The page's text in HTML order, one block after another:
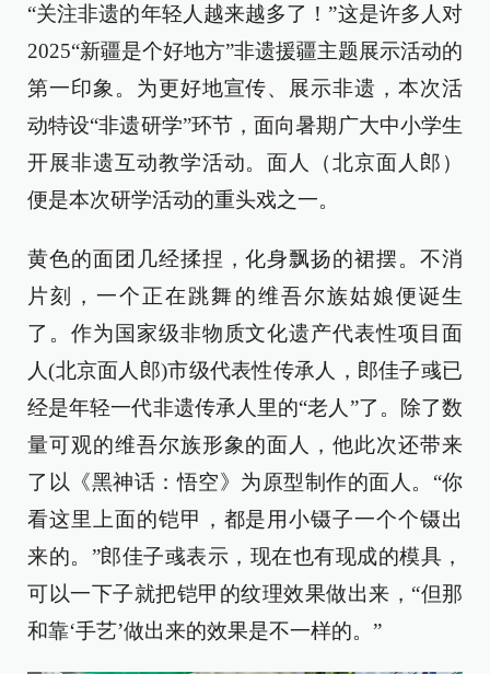
“关注非遗的年轻人越来越多了！”这是许多人对
2025“新疆是个好地方”非遗援疆主题展示活动的
第一印象。为更好地宣传、展示非遗，本次活
动特设“非遗研学”环节，面向暑期广大中小学生
开展非遗互动教学活动。面人（北京面人郎）
便是本次研学活动的重头戏之一。
黄色的面团几经揉捏，化身飘扬的裙摆。不消
片刻，一个正在跳舞的维吾尔族姑娘便诞生
了。作为国家级非物质文化遗产代表性项目面
人(北京面人郎)市级代表性传承人，郎佳子彧已
经是年轻一代非遗传承人里的“老人”了。除了数
量可观的维吾尔族形象的面人，他此次还带来
了以《黑神话：悟空》为原型制作的面人。“你
看这里上面的铠甲，都是用小镊子一个个镊出
来的。”郎佳子彧表示，现在也有现成的模具，
可以一下子就把铠甲的纹理效果做出来，“但那
和靠‘手艺’做出来的效果是不一样的。”